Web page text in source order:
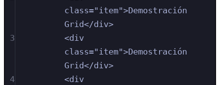
class="item">Demostración
Grid</div>
3
<div
class="item">Demostración
Grid</div>
4
<div